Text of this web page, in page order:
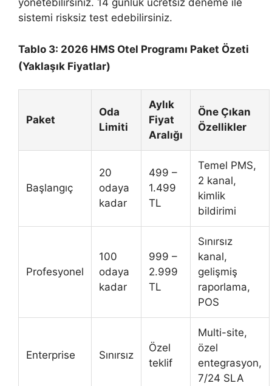
sistemi risksiz test edebilirsiniz.
Tablo 3: 2026 HMS Otel Programı Paket Özeti
(Yaklaşık Fiyatlar)
Paket
Oda
Limiti
Aylık
Fiyat
Aralığı
Öne Çıkan
Özellikler
Başlangıç
20
odaya
kadar
499 –
1.499
TL
Temel PMS,
2 kanal,
kimlik
bildirimi
Profesyonel
100
odaya
kadar
999 –
2.999
TL
Sınırsız
kanal,
gelişmiş
raporlama,
POS
Enterprise Sınırsız
Özel
teklif
Multi-site,
özel
entegrasyon,
7/24 SLA